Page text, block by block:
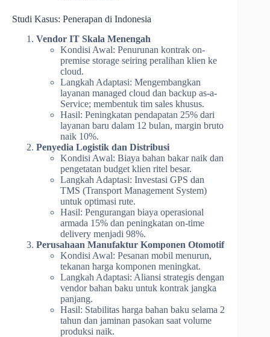
Studi Kasus: Penerapan di Indonesia
Vendor IT Skala Menengah
Kondisi Awal: Penurunan kontrak on-
premise storage seiring peralihan klien ke
cloud.
Langkah Adaptasi: Mengembangkan
layanan managed cloud dan backup as-a-
Service; membentuk tim sales khusus.
Hasil: Peningkatan pendapatan 25% dari
layanan baru dalam 12 bulan, margin bruto
naik 10%.
Penyedia Logistik dan Distribusi
Kondisi Awal: Biaya bahan bakar naik dan
pengetatan budget klien ritel besar.
Langkah Adaptasi: Investasi GPS dan
TMS (Transport Management System)
untuk optimasi rute.
Hasil: Pengurangan biaya operasional
armada 15% dan peningkatan on-time
delivery menjadi 98%.
Perusahaan Manufaktur Komponen Otomotif
Kondisi Awal: Pesanan mobil menurun,
tekanan harga komponen meningkat.
Langkah Adaptasi: Aliansi strategis dengan
vendor bahan baku untuk kontrak jangka
panjang.
Hasil: Stabilitas harga bahan baku selama 2
tahun dan jaminan pasokan saat volume
produksi naik.